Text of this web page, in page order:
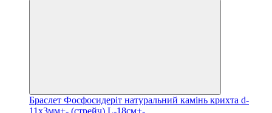
Браслет Фосфосидеріт натуральний камінь крихта d-
11х3мм+- (стрейч) L-18см+-